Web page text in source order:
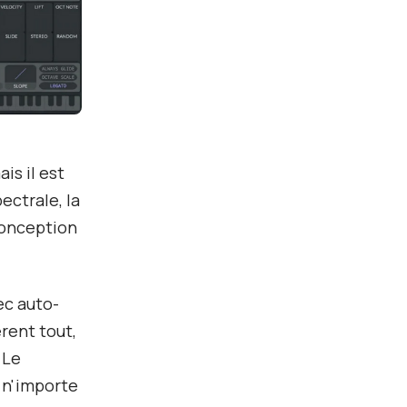
il est
la
auto-
tout,